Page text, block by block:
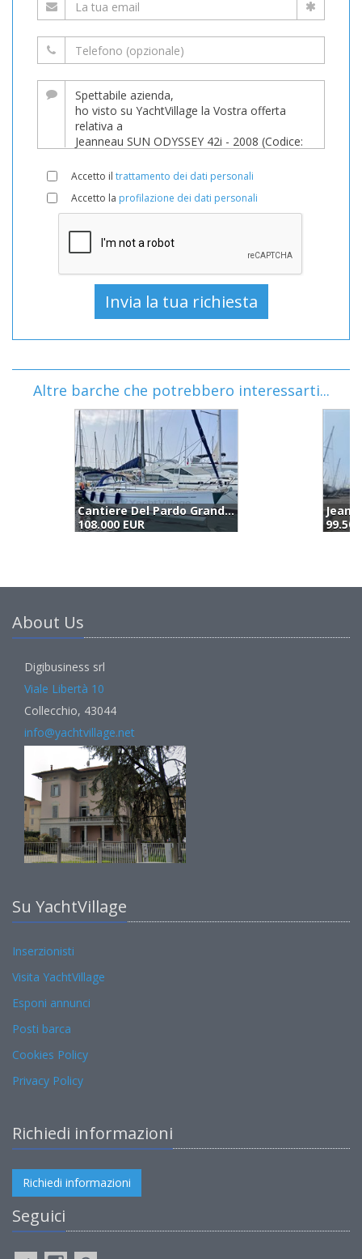
Accetto il trattamento dei dati personali
Accetto la profilazione dei dati personali
Altre barche che potrebbero interessarti...
Jeanneau Sun Odyssey 40 Ds (2003)
99.500 EUR
About Us
Digibusiness srl
Viale Libertà 10
Collecchio, 43044
info@yachtvillage.net
Su YachtVillage
Inserzionisti
Visita YachtVillage
Esponi annunci
Posti barca
Cookies Policy
Privacy Policy
Richiedi informazioni
Richiedi informazioni
Seguici